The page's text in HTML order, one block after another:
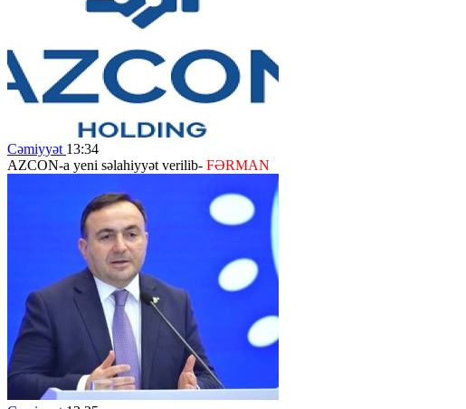
Cəmiyyət 13:34
AZCON-a yeni səlahiyyət verilib- FƏRMAN